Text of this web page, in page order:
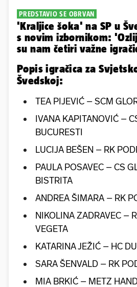
PREDSTAVIO SE OBRVAN
'Kraljice šoka' na SP u
s novim izbornikom:
su nam četiri važne
Popis igračica za
Švedskoj:
TEA PIJEVIĆ – SCM
IVANA KAPITANOVIĆ –
BUCURESTI
LUCIJA BEŠEN – RK
PAULA POSAVEC – CS
BISTRITA
ANDREA ŠIMARA – RK
NIKOLINA ZADRAVEC –
VEGETA
KATARINA JEŽIĆ – HC
SARA ŠENVALD – RK
MIA BRKIĆ – METZ